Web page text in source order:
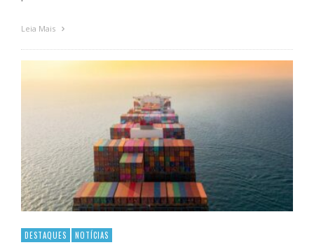
Leia Mais
DESTAQUES NOTÍCIAS